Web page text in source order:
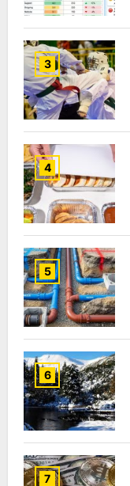
3
4
5
6
7